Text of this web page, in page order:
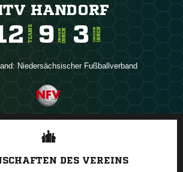
HANDORF
TEAMS 9 JUNIORENINNEN 3 SENIORENINNEN
Niedersächsischer Fußballverband
ANZEIGE
DES VEREINS